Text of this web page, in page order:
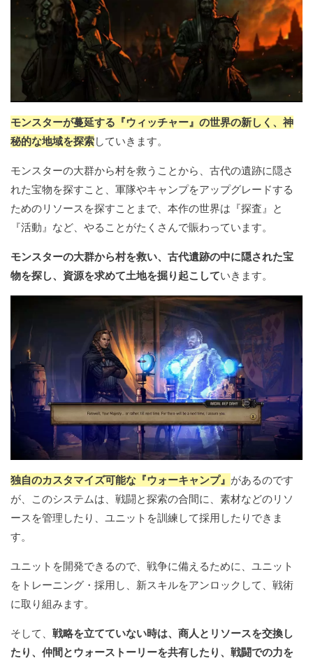
モンスターが蔓延する『ウィッチャー』の世界の新しく、神
秘的な地域を探索していきます。
モンスターの大群から村を救うことから、古代の遺跡に隠さ
れた宝物を探すこと、軍隊やキャンプをアップグレードする
ためのリソースを探すことまで、本作の世界は『探査』と
『活動』など、やることがたくさんで賑わっています。
モンスターの大群から村を救い、古代遺跡の中に隠された宝
物を探し、資源を求めて土地を掘り起こしていきます。
独自のカスタマイズ可能な『ウォーキャンプ』 があるのです
が、このシステムは、戦闘と探索の合間に、素材などのリソ
ースを管理したり、ユニットを訓練して採用したりできま
す。
ユニットを開発できるので、戦争に備えるために、ユニット
をトレーニング・採用し、新スキルをアンロックして、戦術
に取り組みます。
そして、 戦略を立てていない時は、商人とリソースを交換し
たり、仲間とウォーストーリーを共有したり、戦闘での力を